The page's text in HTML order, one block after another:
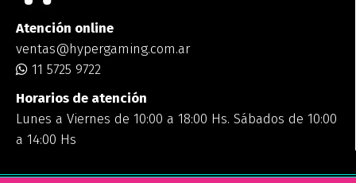
Atención online
ventas@hypergaming.com.ar
11 5725 9722
Horarios de atención
Lunes a Viernes de 10:00 a 18:00 Hs. Sábados de 10:00
a 14:00 Hs